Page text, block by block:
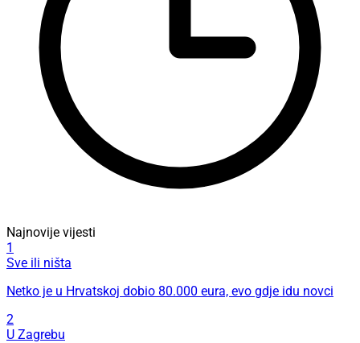
Najnovije vijesti
1
Sve ili ništa
Netko je u Hrvatskoj dobio 80.000 eura, evo gdje idu novci
2
U Zagrebu